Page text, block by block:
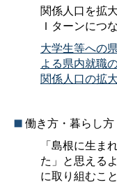
関係人口を拡
Ｉターンにつ
大学生等への
よる県内就職
関係人口の拡大
働き方・暮らし方
「島根に生ま
た」と思える
に取り組むこ